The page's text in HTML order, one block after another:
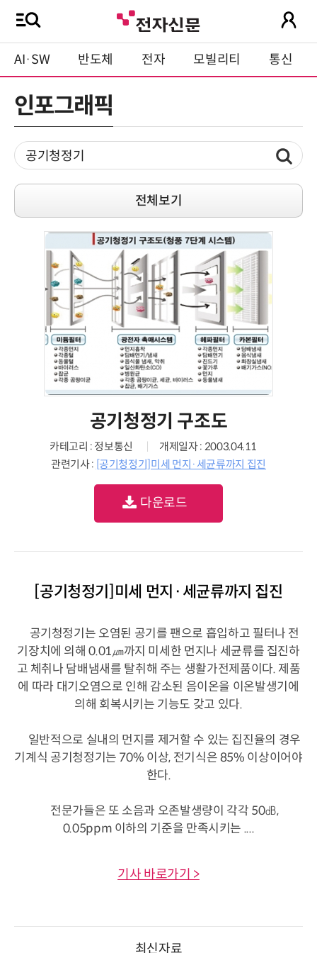
AI·SW 반도체 전자 모빌리티 통신
인포그래픽
전체보기
공기청정기 구조도
카테고리 : 정보통신
개제일자 : 2003.04.11
관련기사 : [공기청정기]미세 먼지·세균류까지 집진
다운로드
[공기청정기]미세 먼지·세균류까지 집진
공기청정기는 오염된 공기를 팬으로 흡입하고 필터나 전
기장치에 의해 0.01㎛까지 미세한 먼지나 세균류를 집진하
고 체취나 담배냄새를 탈취해 주는 생활가전제품이다. 제품
에 따라 대기오염으로 인해 감소된 음이온을 이온발생기에
의해 회복시키는 기능도 갖고 있다.
일반적으로 실내의 먼지를 제거할 수 있는 집진율의 경우
기계식 공기청정기는 70% 이상, 전기식은 85% 이상이어야
한다.
전문가들은 또 소음과 오존발생량이 각각 50㏈,
0.05ppm 이하의 기준을 만족시키는 ....
기사 바로가기 >
최신자료